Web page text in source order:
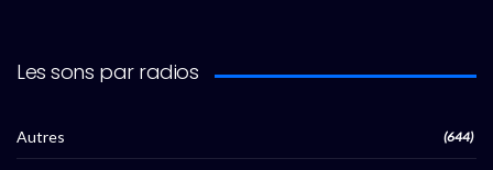
Les sons par radios
Autres (644)